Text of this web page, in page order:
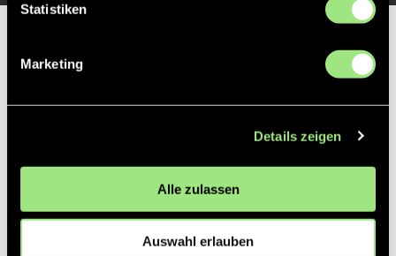
Statistiken
Marketing
Details zeigen
Alle zulassen
Auswahl erlauben